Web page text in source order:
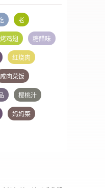
老
烤鸡翅 糖醋味
红烧肉
咸肉菜饭
樱桃汁
妈妈菜